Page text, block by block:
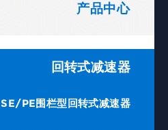
产品中心
回转式减速器
SE/PE围栏型回转式减速器